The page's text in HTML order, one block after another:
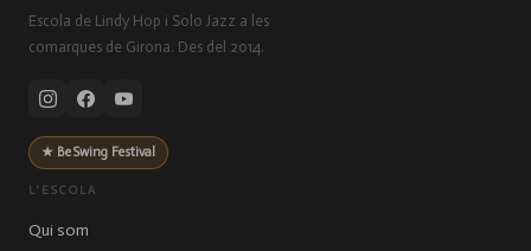
Escola de Lindy Hop i Solo Jazz a les
comarques de Girona. Des del 2014.
★ BeSwing Festival
L'ESCOLA
Qui som